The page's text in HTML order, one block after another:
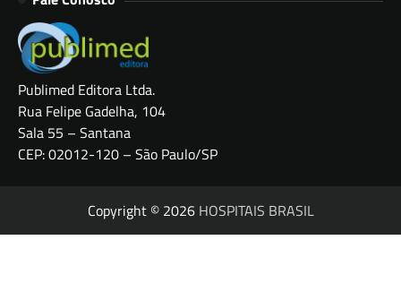
Publimed Editora Ltda.
Rua Felipe Gadelha, 104
Sala 55 – Santana
CEP: 02012-120 – São Paulo/SP
Copyright © 2026 HOSPITAIS BRASIL